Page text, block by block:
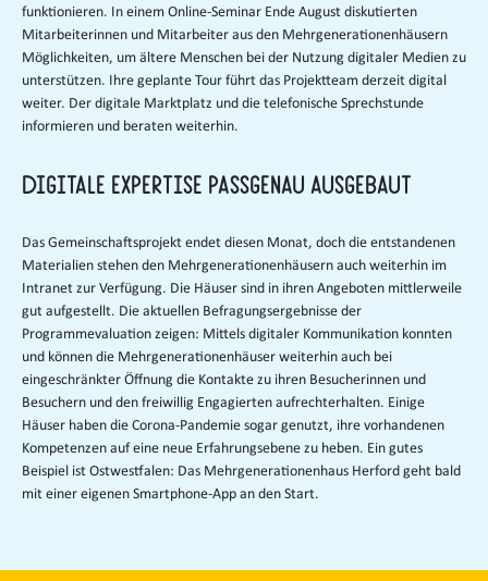
funktionieren. In einem Online-Seminar Ende August diskutierten
Mitarbeiterinnen und Mitarbeiter aus den Mehrgenerationenhäusern
Möglichkeiten, um ältere Menschen bei der Nutzung digitaler Medien zu
unterstützen. Ihre geplante Tour führt das Projektteam derzeit digital
weiter. Der digitale Marktplatz und die telefonische Sprechstunde
informieren und beraten weiterhin.
Digitale Expertise passgenau ausgebaut
Das Gemeinschaftsprojekt endet diesen Monat, doch die entstandenen
Materialien stehen den Mehrgenerationenhäusern auch weiterhin im
Intranet zur Verfügung. Die Häuser sind in ihren Angeboten mittlerweile
gut aufgestellt. Die aktuellen Befragungsergebnisse der
Programmevaluation zeigen: Mittels digitaler Kommunikation konnten
und können die Mehrgenerationenhäuser weiterhin auch bei
eingeschränkter Öffnung die Kontakte zu ihren Besucherinnen und
Besuchern und den freiwillig Engagierten aufrechterhalten. Einige
Häuser haben die Corona-Pandemie sogar genutzt, ihre vorhandenen
Kompetenzen auf eine neue Erfahrungsebene zu heben. Ein gutes
Beispiel ist Ostwestfalen: Das Mehrgenerationenhaus Herford geht bald
mit einer eigenen Smartphone-App an den Start.